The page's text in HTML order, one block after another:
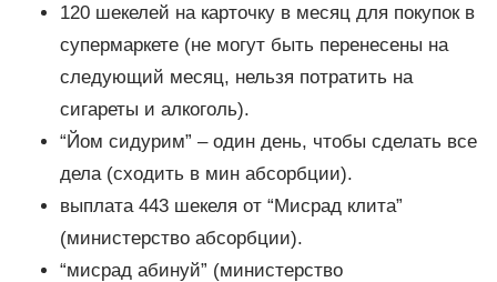
120 шекелей на карточку в месяц для покупок в
супермаркете (не могут быть перенесены на
следующий месяц, нельзя потратить на
сигареты и алкоголь).
“Йом сидурим” – один день, чтобы сделать все
дела (сходить в мин абсорбции).
выплата 443 шекеля от “Мисрад клита”
(министерство абсорбции).
“мисрад абинуй” (министерство